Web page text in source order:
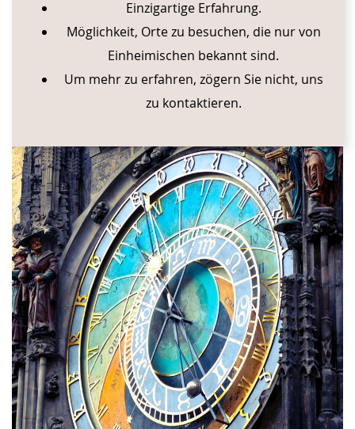
Einzigartige Erfahrung.
Möglichkeit, Orte zu besuchen, die nur von
Einheimischen bekannt sind.
Um mehr zu erfahren, zögern Sie nicht, uns
zu kontaktieren.